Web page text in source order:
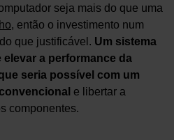
seja mais do que uma
, então o investimento num
que justificável. Um sistema
a performance da
seria possível com um
e libertar a
componentes.